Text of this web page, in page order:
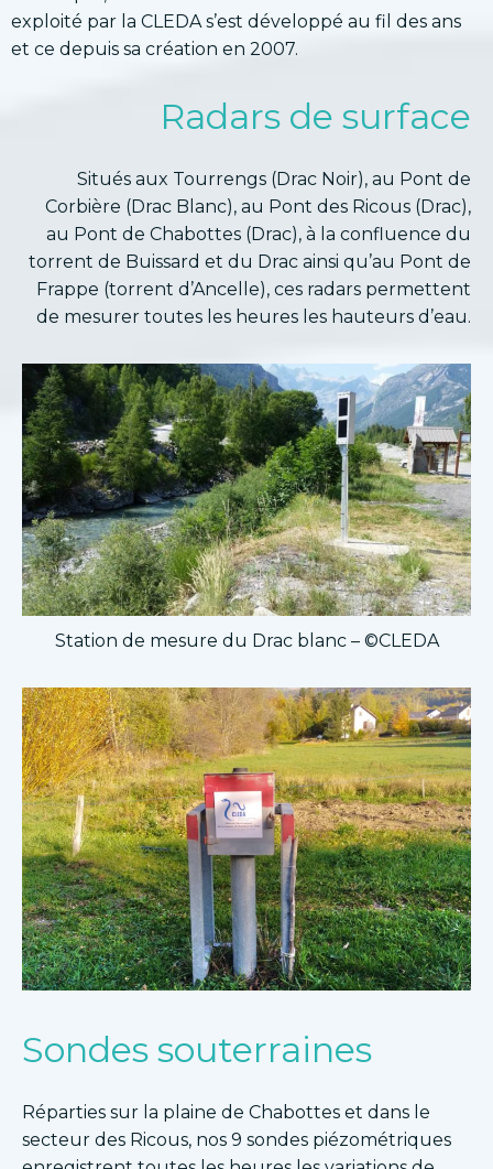
exploité par la CLEDA s’est développé au fil des ans
et ce depuis sa création en 2007.
Radars de surface
Situés aux Tourrengs (Drac Noir), au Pont de
Corbière (Drac Blanc), au Pont des Ricous (Drac),
au Pont de Chabottes (Drac), à la confluence du
torrent de Buissard et du Drac ainsi qu’au Pont de
Frappe (torrent d’Ancelle), ces radars permettent
de mesurer toutes les heures les hauteurs d’eau.
Station de mesure du Drac blanc – ©CLEDA
Sondes souterraines
Réparties sur la plaine de Chabottes et dans le
secteur des Ricous, nos 9 sondes piézométriques